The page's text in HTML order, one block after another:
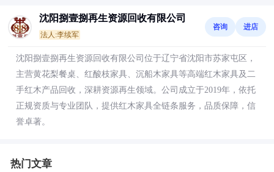
沈阳捌壹捌再生资源回收有限公司
法人:李续军
咨询 进店
沈阳捌壹捌再生资源回收有限公司位于辽宁省沈阳市苏家屯区，
主营黄花梨餐桌、红酸枝家具、沉船木家具等高端红木家具及二
手红木产品回收，深耕资源再生领域。公司成立于2019年，依托
正规资质与专业团队，提供红木家具全链条服务，品质保障，信
誉卓著。
热门文章